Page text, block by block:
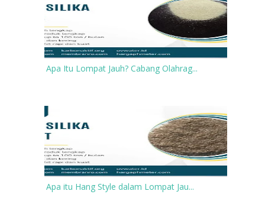
Apa Itu Lompat Jauh? Cabang Olahrag...
Apa itu Hang Style dalam Lompat Jau...